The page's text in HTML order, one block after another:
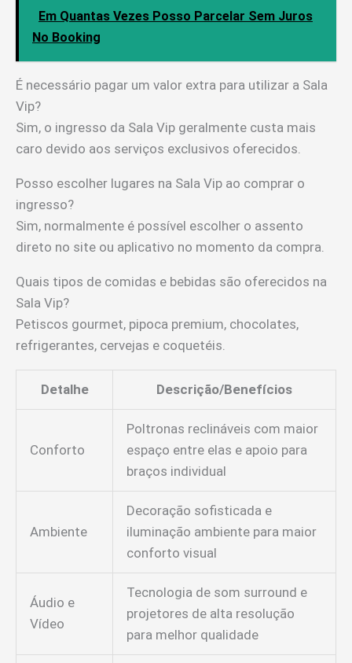
Em Quantas Vezes Posso Parcelar Sem Juros
No Booking
É necessário pagar um valor extra para utilizar a Sala
Vip?
Sim, o ingresso da Sala Vip geralmente custa mais
caro devido aos serviços exclusivos oferecidos.
Posso escolher lugares na Sala Vip ao comprar o
ingresso?
Sim, normalmente é possível escolher o assento
direto no site ou aplicativo no momento da compra.
Quais tipos de comidas e bebidas são oferecidos na
Sala Vip?
Petiscos gourmet, pipoca premium, chocolates,
refrigerantes, cervejas e coquetéis.
Detalhe Descrição/Benefícios
Conforto
Poltronas reclináveis com maior
espaço entre elas e apoio para
braços individual
Ambiente
Decoração sofisticada e
iluminação ambiente para maior
conforto visual
Áudio e
Vídeo
Tecnologia de som surround e
projetores de alta resolução
para melhor qualidade